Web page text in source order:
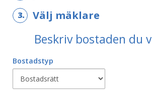
3. Välj mäklare
Beskriv bostaden du
Bostadstyp